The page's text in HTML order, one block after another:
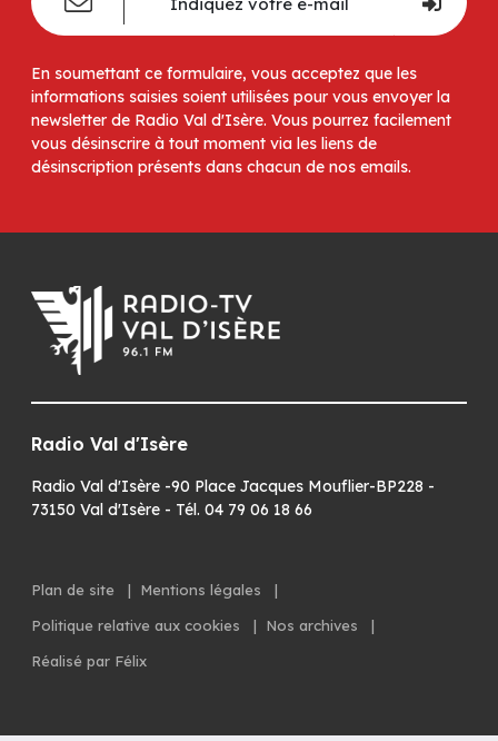
En soumettant ce formulaire, vous acceptez que les
informations saisies soient utilisées pour vous envoyer la
newsletter de Radio Val d'Isère. Vous pourrez facilement
vous désinscrire à tout moment via les liens de
désinscription présents dans chacun de nos emails.
Radio Val d'Isère
Radio Val d'Isère -90 Place Jacques Mouflier-BP228 -
73150 Val d'Isère - Tél. 04 79 06 18 66
Plan de site | Mentions légales
|
Politique relative aux cookies
| Nos archives
|
Réalisé par Félix